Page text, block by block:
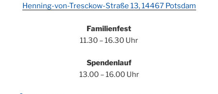
Henning-von-Tresckow-Straße 13, 14467 Potsdam
Familienfest
11.30 – 16.30 Uhr
Spendenlauf
13.00 – 16.00 Uhr